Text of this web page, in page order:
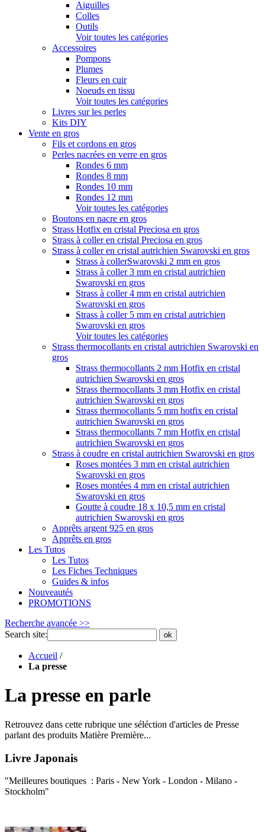
Aiguilles
Colles
Outils
Voir toutes les catégories
Accessoires
Pompons
Plumes
Fleurs en cuir
Noeuds en tissu
Voir toutes les catégories
Livres sur les perles
Kits DIY
Vente en gros
Fils et cordons en gros
Perles nacrées en verre en gros
Rondes 6 mm
Rondes 8 mm
Rondes 10 mm
Rondes 12 mm
Voir toutes les catégories
Boutons en nacre en gros
Strass Hotfix en cristal Preciosa en gros
Strass à coller en cristal Preciosa en gros
Strass à coller en cristal autrichien Swarovski en gros
Strass à collerSwarovski 2 mm en gros
Strass à coller 3 mm en cristal autrichien
Swarovski en gros
Strass à coller 4 mm en cristal autrichien
Swarovski en gros
Strass à coller 5 mm en cristal autrichien
Swarovski en gros
Voir toutes les catégories
Strass thermocollants en cristal autrichien Swarovski en
gros
Strass thermocollants 2 mm Hotfix en cristal
autrichien Swarovski en gros
Strass thermocollants 3 mm Hotfix en cristal
autrichien Swarovski en gros
Strass thermocollants 5 mm hotfix en cristal
autrichien Swarovski en gros
Strass thermocollants 7 mm Hotfix en cristal
autrichien Swarovski en gros
Strass à coudre en cristal autrichien Swarovski en gros
Roses montées 3 mm en cristal autrichien
Swarovski en gros
Roses montées 4 mm en cristal autrichien
Swarovski en gros
Goutte à coudre 18 x 10,5 mm en cristal
autrichien Swarovski en gros
Apprêts argent 925 en gros
Apprêts en gros
Les Tutos
Les Tutos
Les Fiches Techniques
Guides & infos
Nouveautés
PROMOTIONS
Recherche avancée >>
Search site:
ok
Accueil /
La presse
La presse en parle
Retrouvez dans cette rubrique une séléction d'articles de Presse
parlant des produits Matière Première...
Livre Japonais
"Meilleures boutiques : Paris - New York - London - Milano -
Stockholm"